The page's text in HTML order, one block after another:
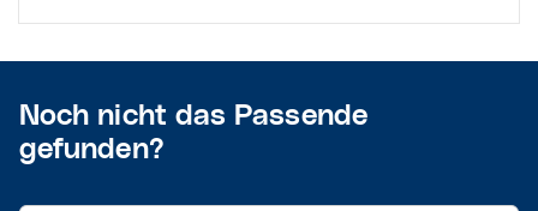
Noch nicht das Passende
gefunden?